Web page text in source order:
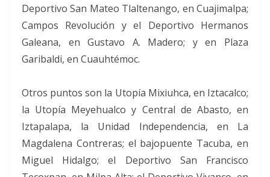
Deportivo San Mateo Tlaltenango, en Cuajimalpa;
Campos Revolución y el Deportivo Hermanos
Galeana, en Gustavo A. Madero; y en Plaza
Garibaldi, en Cuauhtémoc.
Otros puntos son la Utopía Mixiuhca, en Iztacalco;
la Utopía Meyehualco y Central de Abasto, en
Iztapalapa, la Unidad Independencia, en La
Magdalena Contreras; el bajopuente Tacuba, en
Miguel Hidalgo; el Deportivo San Francisco